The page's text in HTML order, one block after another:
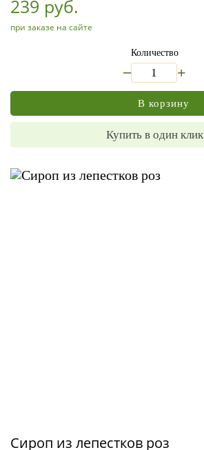
239 руб.
при заказе на сайте
Количество
+
В корзину
Купить в один клик
Сироп из лепестков роз